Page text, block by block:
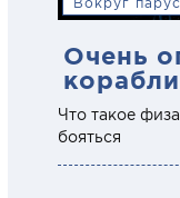
Вокруг
Очень
Что такое
бояться